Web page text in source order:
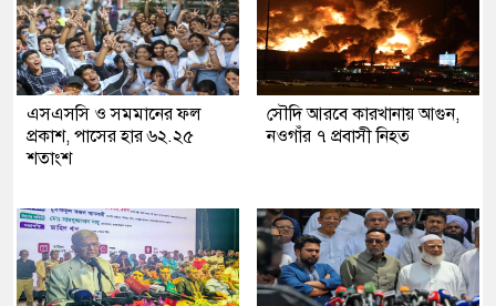
এসএসসি ও সমমানের ফল
প্রকাশ, পাসের হার ৬২.২৫
শতাংশ
সৌদি আরবে কারখানায় আগুন,
নওগাঁর ৭ প্রবাসী নিহত